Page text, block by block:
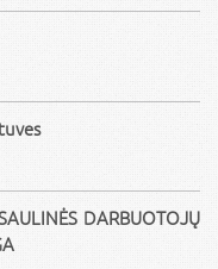
DARBUOTOJŲ